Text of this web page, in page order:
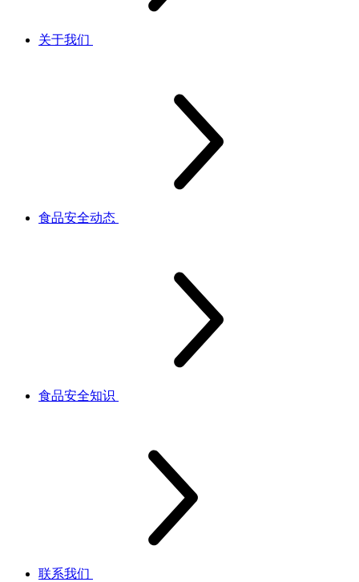
关于我们
食品安全动态
食品安全知识
联系我们